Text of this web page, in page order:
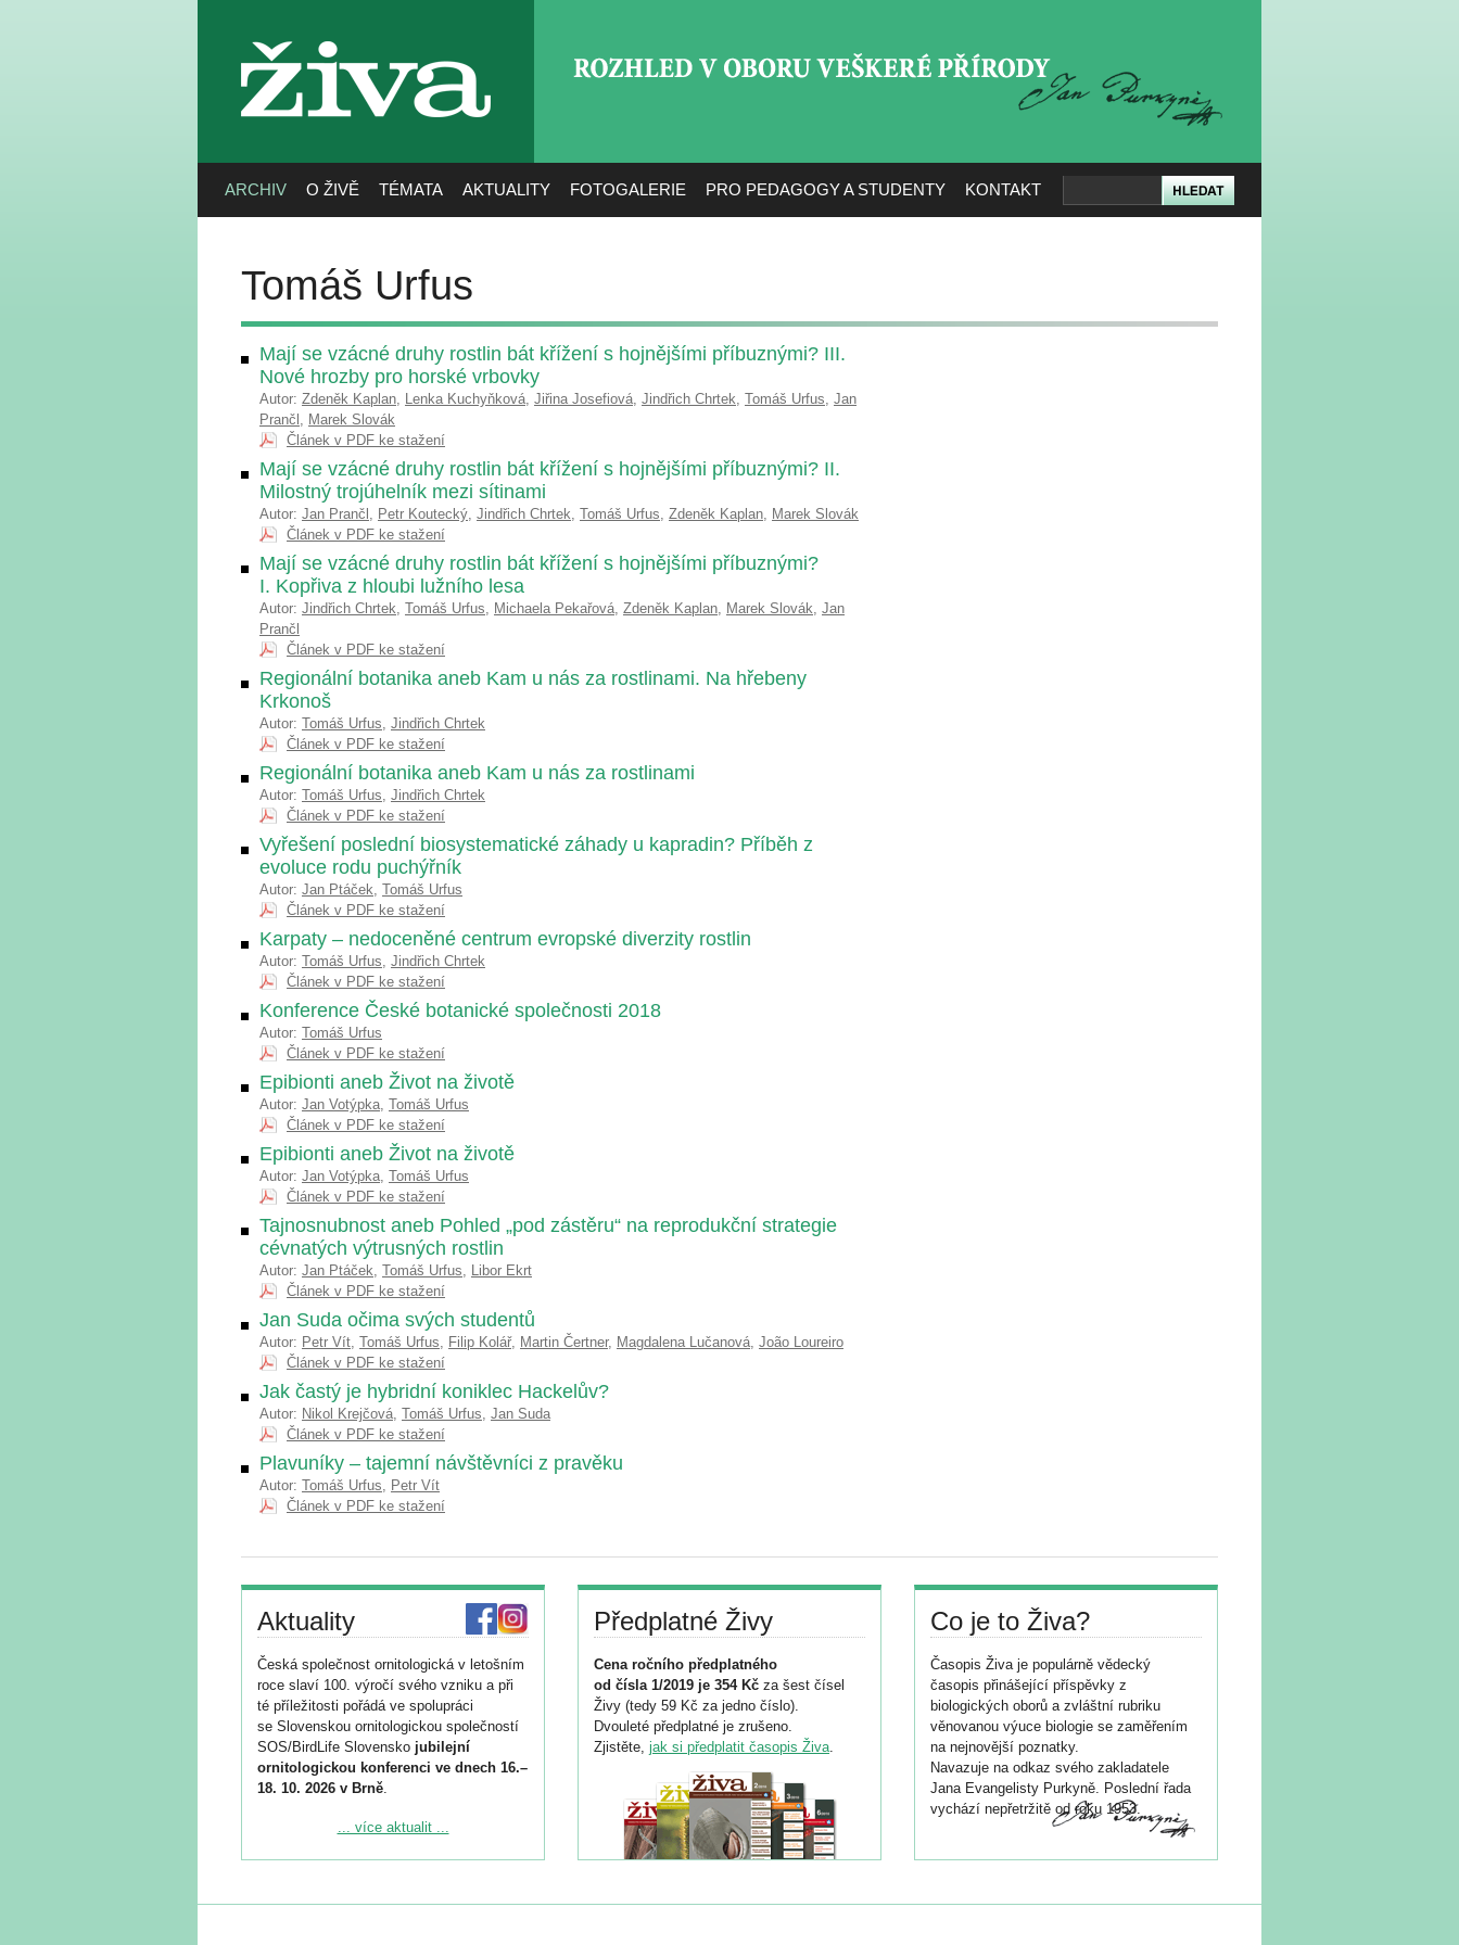
živa
ARCHIV O ŽIVĚ TÉMATA AKTUALITY FOTOGALERIE PRO PEDAGOGY A STUDENTY KONTAKT
Tomáš Urfus
Mají se vzácné druhy rostlin bát křížení s hojnějšími příbuznými? III.
Nové hrozby pro horské vrbovky
Autor: Zdeněk Kaplan, Lenka Kuchyňková, Jiřina Josefiová, Jindřich Chrtek, Tomáš Urfus, Jan
Prančl , Marek Slovák
Článek v PDF ke stažení
Mají se vzácné druhy rostlin bát křížení s hojnějšími příbuznými? II.
Milostný trojúhelník mezi sítinami
Autor: Jan Prančl , Petr Koutecký, Jindřich Chrtek, Tomáš Urfus, Zdeněk Kaplan, Marek Slovák
Článek v PDF ke stažení
Mají se vzácné druhy rostlin bát křížení s hojnějšími příbuznými?
I. Kopřiva z hloubi lužního lesa
Autor: Jindřich Chrtek, Tomáš Urfus, Michaela Pekařová, Zdeněk Kaplan, Marek Slovák, Jan
Prančl
Článek v PDF ke stažení
Regionální botanika aneb Kam u nás za rostlinami. Na hřebeny
Krkonoš
Autor: Tomáš Urfus, Jindřich Chrtek
Článek v PDF ke stažení
Regionální botanika aneb Kam u nás za rostlinami
Autor: Tomáš Urfus, Jindřich Chrtek
Článek v PDF ke stažení
Vyřešení poslední biosystematické záhady u kapradin? Příběh z
evoluce rodu puchýřník
Autor: Jan Ptáček, Tomáš Urfus
Článek v PDF ke stažení
Karpaty – nedoceněné centrum evropské diverzity rostlin
Autor: Tomáš Urfus, Jindřich Chrtek
Článek v PDF ke stažení
Konference České botanické společnosti 2018
Autor: Tomáš Urfus
Článek v PDF ke stažení
Epibionti aneb Život na životě
Autor: Jan Votýpka, Tomáš Urfus
Článek v PDF ke stažení
Epibionti aneb Život na životě
Autor: Jan Votýpka, Tomáš Urfus
Článek v PDF ke stažení
Tajnosnubnost aneb Pohled „pod zástěru“ na reprodukční strategie
cévnatých výtrusných rostlin
Autor: Jan Ptáček, Tomáš Urfus, Libor Ekrt
Článek v PDF ke stažení
Jan Suda očima svých studentů
Autor: Petr Vít, Tomáš Urfus, Filip Kolář, Martin Čertner, Magdalena Lučanová, João Loureiro
Článek v PDF ke stažení
Jak častý je hybridní koniklec Hackelův?
Autor: Nikol Krejčová, Tomáš Urfus, Jan Suda
Článek v PDF ke stažení
Plavuníky – tajemní návštěvníci z pravěku
Autor: Tomáš Urfus, Petr Vít
Článek v PDF ke stažení
Aktuality
Česká společnost ornitologická v letošním
roce slaví 100. výročí svého vzniku a při
té příležitosti pořádá ve spolupráci
se Slovenskou ornitologickou společností
SOS/BirdLife Slovensko jubilejní
ornitologickou konferenci ve dnech 16.–
18. 10. 2026 v Brně.
Podrobnější informace ke konferenci
Registrovat se můžete do 6. září.
... více aktualit ...
Předplatné Živy
Cena ročního předplatného
od čísla 1/2019 je 354 Kč za šest čísel
Živy (tedy 59 Kč za jedno číslo).
Dvouleté předplatné je zrušeno.
Zjistěte, jak si předplatit časopis Živa.
Co je to Živa?
Časopis Živa je populárně vědecký
časopis přinášející příspěvky z
biologických oborů a zvláštní rubriku
věnovanou výuce biologie se zaměřením
na nejnovější poznatky.
Navazuje na odkaz svého zakladatele
Jana Evangelisty Purkyně. Poslední řada
vychází nepřetržitě od roku 1953.